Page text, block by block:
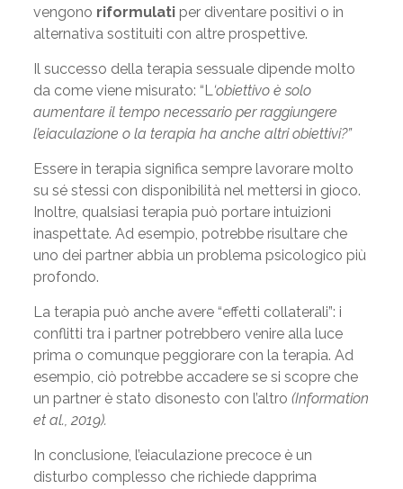
vengono riformulatiper diventare positivi o in
alternativa sostituiti con altre prospettive.
Il successo della terapia sessuale dipende molto
da come viene misurato: “L‘obiettivo è solo
aumentare il tempo necessario per raggiungere
l’eiaculazione o la terapia ha anche altri obiettivi?”
Essere in terapia significa sempre lavorare molto
su sé stessi con disponibilità nel mettersi in gioco.
Inoltre, qualsiasi terapia può portare intuizioni
inaspettate. Ad esempio, potrebbe risultare che
uno dei partner abbia un problema psicologico più
profondo.
La terapia può anche avere “effetti collaterali”: i
conflitti tra i partner potrebbero venire alla luce
prima o comunque peggiorare con la terapia. Ad
esempio, ciò potrebbe accadere se si scopre che
un partner è stato disonesto con l’altro (Information
et al., 2019).
In conclusione, l’eiaculazione precoce è un
disturbo complesso che richiede dapprima